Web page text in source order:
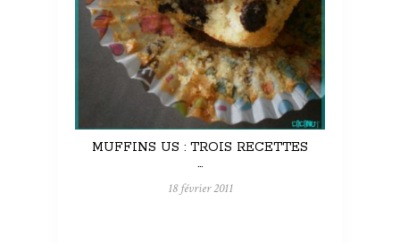
MUFFINS US : TROIS RECETTES
…
18 février 2011